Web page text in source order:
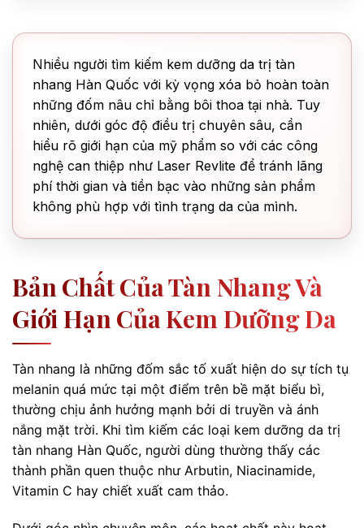
Nhiều người tìm kiếm kem dưỡng da trị tàn
nhang Hàn Quốc với kỳ vọng xóa bỏ hoàn toàn
những đốm nâu chỉ bằng bôi thoa tại nhà. Tuy
nhiên, dưới góc độ điều trị chuyên sâu, cần
hiểu rõ giới hạn của mỹ phẩm so với các công
nghệ can thiệp như Laser Revlite để tránh lãng
phí thời gian và tiền bạc vào những sản phẩm
không phù hợp với tình trạng da của mình.
Bản Chất Của Tàn Nhang Và
Giới Hạn Của Kem Dưỡng Da
Tàn nhang là những đốm sắc tố xuất hiện do sự tích tụ
melanin quá mức tại một điểm trên bề mặt biểu bì,
thường chịu ảnh hưởng mạnh bởi di truyền và ánh
nắng mặt trời. Khi tìm kiếm các loại kem dưỡng da trị
tàn nhang Hàn Quốc, người dùng thường thấy các
thành phần quen thuộc như Arbutin, Niacinamide,
Vitamin C hay chiết xuất cam thảo.